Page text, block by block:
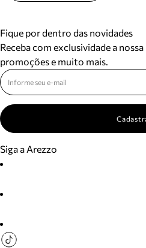
Fique por dentro das novidades
Receba com exclusividade a
promoções e muito mais.
Siga a Arezzo